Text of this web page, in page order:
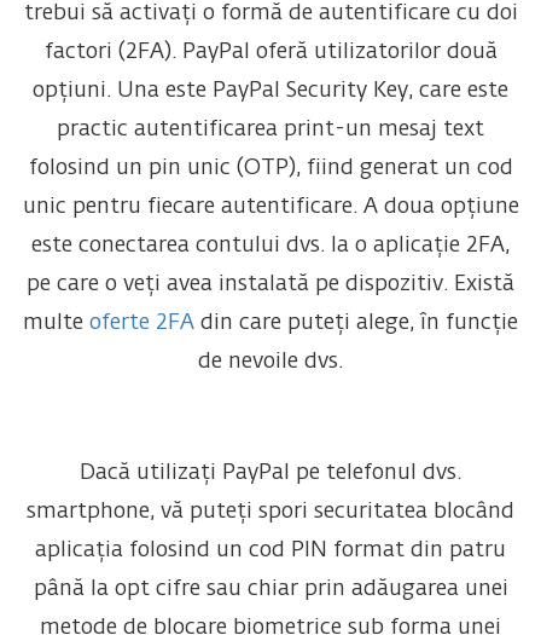
trebui să activați o formă de autentificare cu doi
factori (2FA). PayPal oferă utilizatorilor două
opțiuni. Una este PayPal Security Key, care este
practic autentificarea print-un mesaj text
folosind un pin unic (OTP), fiind generat un cod
unic pentru fiecare autentificare. A doua opțiune
este conectarea contului dvs. la o aplicație 2FA,
pe care o veți avea instalată pe dispozitiv. Există
multe oferte 2FA din care puteți alege, în funcție
de nevoile dvs.
Dacă utilizați PayPal pe telefonul dvs.
smartphone, vă puteți spori securitatea blocând
aplicația folosind un cod PIN format din patru
până la opt cifre sau chiar prin adăugarea unei
metode de blocare biometrice sub forma unei